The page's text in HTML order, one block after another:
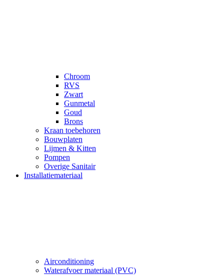
Chroom
RVS
Zwart
Gunmetal
Goud
Brons
Kraan toebehoren
Bouwplaten
Lijmen & Kitten
Pompen
Overige Sanitair
Installatiemateriaal
Airconditioning
Waterafvoer materiaal (PVC)